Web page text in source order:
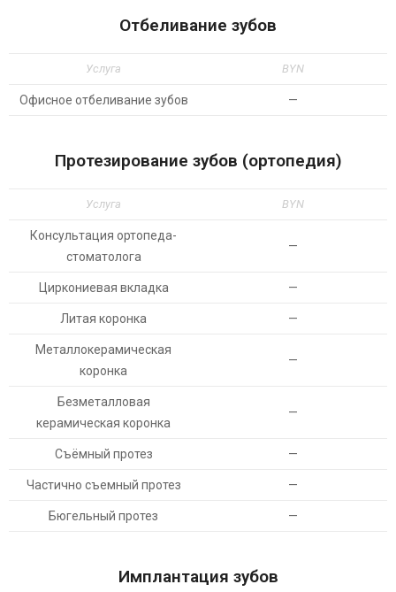
Отбеливание зубов
Услуга BYN
Офисное отбеливание зубов —
Протезирование зубов (ортопедия)
Услуга BYN
Консультация ортопеда-
стоматолога
—
Циркониевая вкладка —
Литая коронка —
Металлокерамическая
коронка
—
Безметалловая
керамическая коронка
—
Съёмный протез —
Частично съемный протез —
Бюгельный протез —
Имплантация зубов